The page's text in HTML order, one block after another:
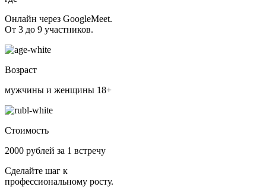
Онлайн через GoogleMeet.
От 3 до 9 участников.
Возраст
мужчины и женщины 18+
Стоимость
2000 рублей за 1 встречу
Сделайте шаг к
профессиональному росту.